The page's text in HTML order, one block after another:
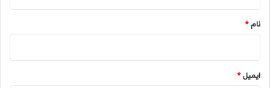
نام*
ایمیل*